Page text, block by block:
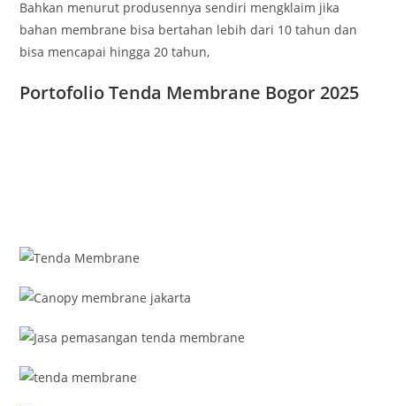
Bahkan menurut produsennya sendiri mengklaim jika
bahan membrane bisa bertahan lebih dari 10 tahun dan
bisa mencapai hingga 20 tahun,
Portofolio Tenda Membrane Bogor 2025